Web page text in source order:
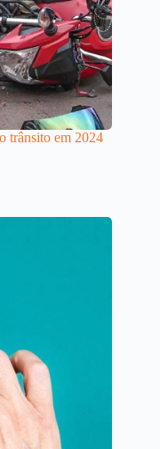
trânsito em 2024